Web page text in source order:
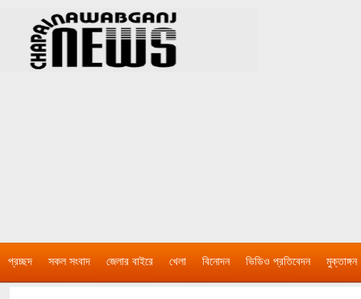
প্রচ্ছদ সকল সংবাদ জেলার বাইরে খেলা বিনোদন ভিডিও প্রতিবেদন মুক্তাঙ্গন